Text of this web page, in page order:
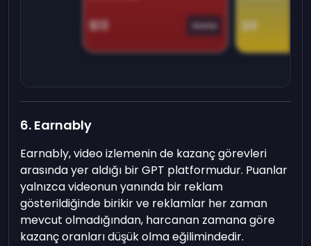
$13 Game $9
6. Earnably
Earnably, video izlemenin de kazanç görevleri
arasında yer aldığı bir GPT platformudur. Puanlar
yalnızca videonun yanında bir reklam
gösterildiğinde birikir ve reklamlar her zaman
mevcut olmadığından, harcanan zamana göre
kazanç oranları düşük olma eğilimindedir.